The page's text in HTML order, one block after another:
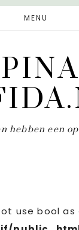
MENU
hebben een
use bool as